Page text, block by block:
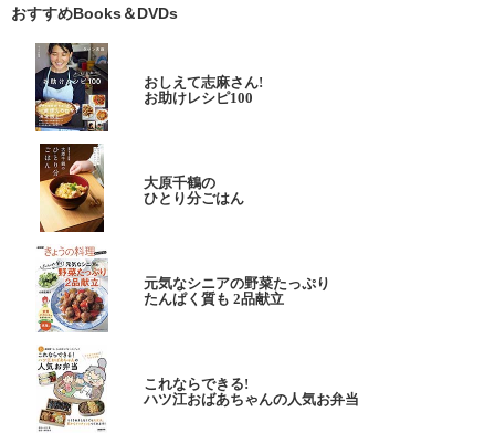
おすすめBooks＆DVDs
おしえて志麻さん!
お助けレシピ100
大原千鶴の
ひとり分ごはん
元気なシニアの野菜たっぷり
たんぱく質も 2品献立
これならできる!
ハツ江おばあちゃんの人気お弁当